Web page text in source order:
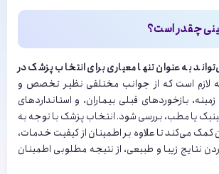
چقدر است؟
به عنوان تنها معیاری برای انتخاب پزشک در
لازم است که از جوانب مختلفی نظیر تخصص و
بازخوردهای قبلی بیماران، و استانداردهای
یا مطب، بررسی شود. انتخاب پزشک با توجه به
کمک می‌کند تا علاوه بر اطمینان از کیفیت خدمات،
نتایج زیبا و طبیعی، از نتیجه مطلوبی اطمینان